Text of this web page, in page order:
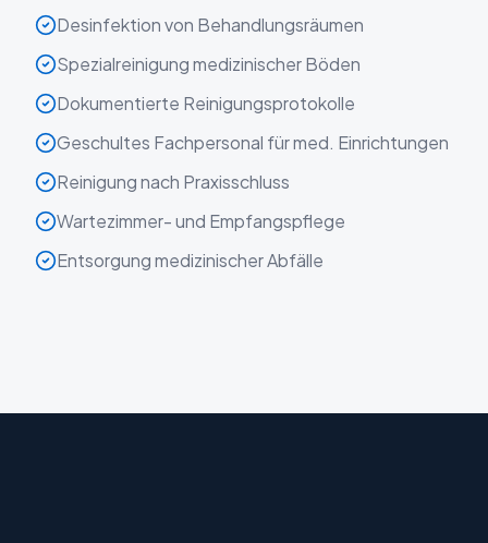
Desinfektion von Behandlungsräumen
Spezialreinigung medizinischer Böden
Dokumentierte Reinigungsprotokolle
Geschultes Fachpersonal für med. Einrichtungen
Reinigung nach Praxisschluss
Wartezimmer- und Empfangspflege
Entsorgung medizinischer Abfälle